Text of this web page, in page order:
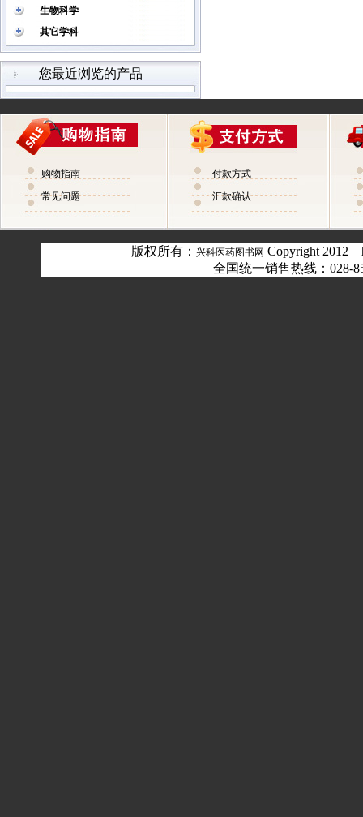
生物科学
其它学科
您最近浏览的产品
购物指南
常见问题
付款方式
汇款确认
版权所有： 兴科医药图书网 Copyright 2012
全国统一销售热线：028-